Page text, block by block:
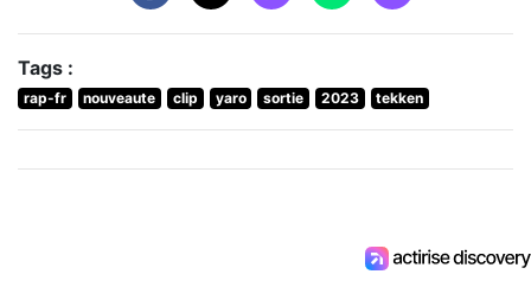
Tags :
rap-fr nouveaute clip yaro sortie 2023 tekken